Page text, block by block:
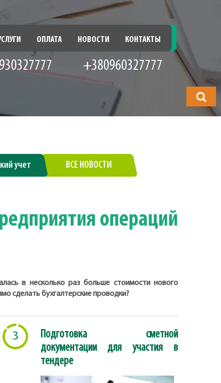
будете
ОПЛАТА НОВОСТИ КОНТАКТЫ
+380960327777
учет ВСЕ НОВОСТИ
операций
в несколько раз больше стоимости нового
сделать бухгалтерские проводки?
3
Подготовка сметной
документации для участия в
тендере